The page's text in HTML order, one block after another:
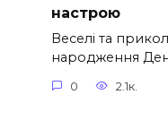
настрою
Веселі та
народження
0 2.1к.